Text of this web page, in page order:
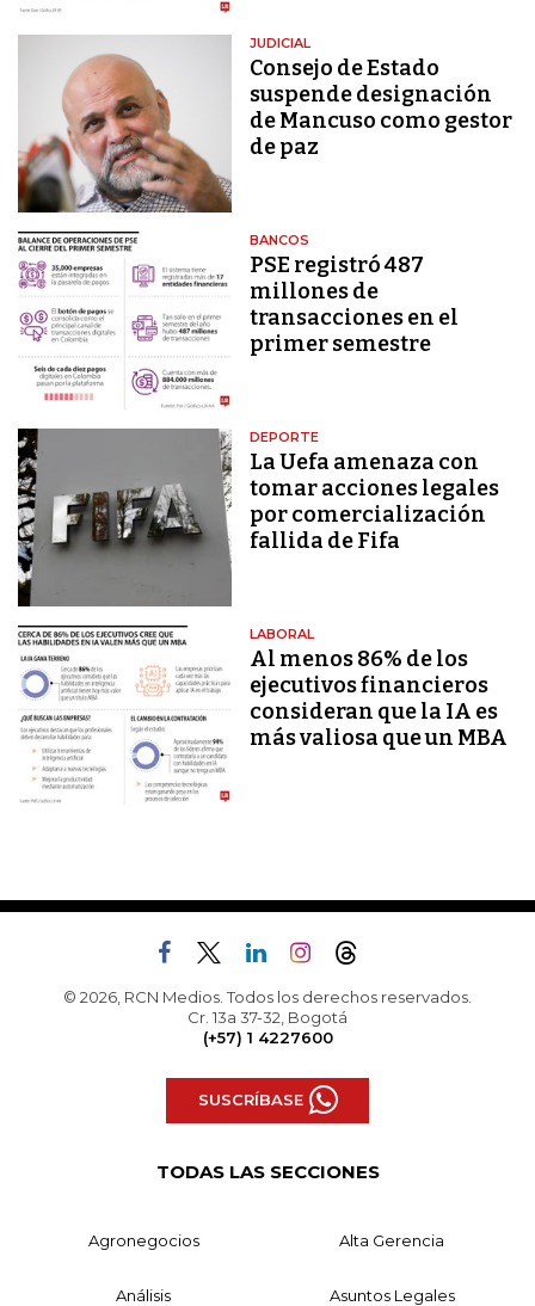
JUDICIAL
Consejo de Estado
suspende designación
de Mancuso como gestor
de paz
BANCOS
PSE registró 487
millones de
transacciones en el
primer semestre
DEPORTE
La Uefa amenaza con
tomar acciones legales
por comercialización
fallida de Fifa
LABORAL
Al menos 86% de los
ejecutivos financieros
consideran que la IA es
más valiosa que un MBA
© 2026, RCN Medios. Todos los derechos reservados.
Cr. 13a 37-32, Bogotá
(+57) 1 4227600
SUSCRÍBASE
TODAS LAS SECCIONES
Agronegocios Alta Gerencia
Análisis Asuntos Legales